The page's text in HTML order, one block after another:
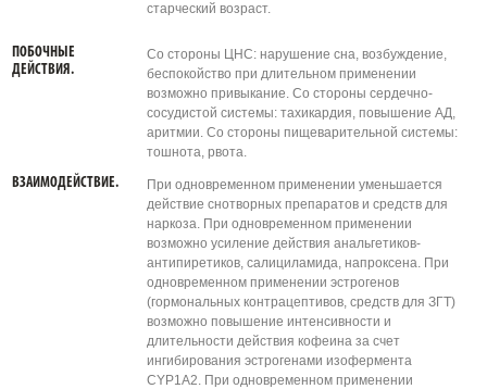
старческий возраст.
ПОБОЧНЫЕ
ДЕЙСТВИЯ.
Со стороны ЦНС: нарушение сна, возбуждение,
беспокойство при длительном применении
возможно привыкание. Со стороны сердечно-
сосудистой системы: тахикардия, повышение АД,
аритмии. Со стороны пищеварительной системы:
тошнота, рвота.
ВЗАИМОДЕЙСТВИЕ.
При одновременном применении уменьшается
действие снотворных препаратов и средств для
наркоза. При одновременном применении
возможно усиление действия анальгетиков-
антипиретиков, салициламида, напроксена. При
одновременном применении эстрогенов
(гормональных контрацептивов, средств для ЗГТ)
возможно повышение интенсивности и
длительности действия кофеина за счет
ингибирования эстрогенами изофермента
CYP1A2. При одновременном применении